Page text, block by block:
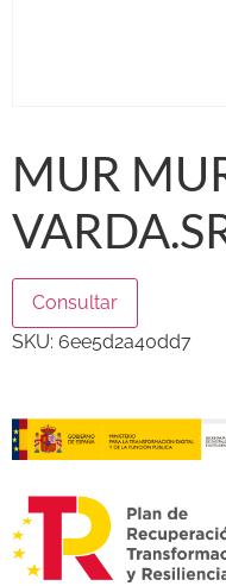
MUR
Consultar
SKU: 6ee5d2a40dd7